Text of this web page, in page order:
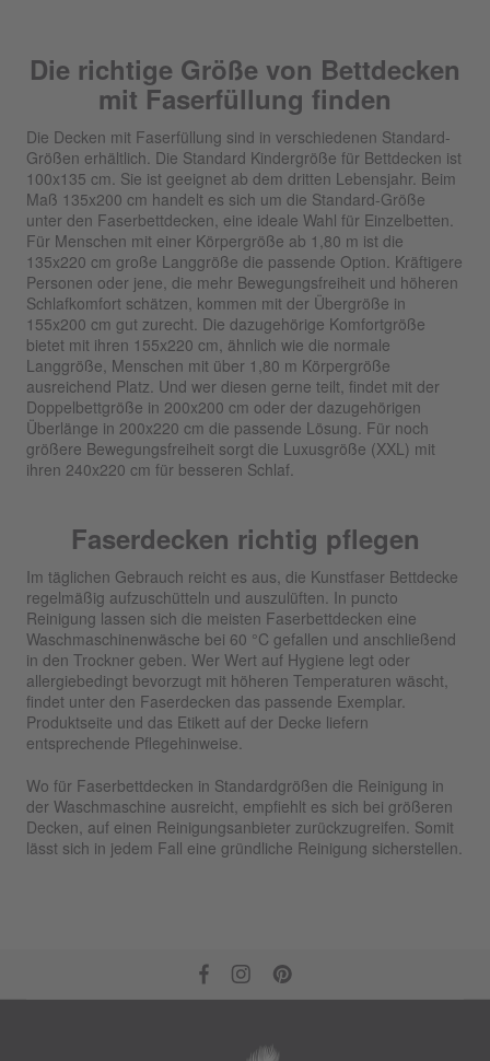
Die richtige Größe von Bettdecken
mit Faserfüllung finden
Die Decken mit Faserfüllung sind in verschiedenen Standard-
Größen erhältlich. Die Standard Kindergröße für Bettdecken ist
100x135 cm. Sie ist geeignet ab dem dritten Lebensjahr. Beim
Maß 135x200 cm handelt es sich um die Standard-Größe
unter den Faserbettdecken, eine ideale Wahl für Einzelbetten.
Für Menschen mit einer Körpergröße ab 1,80 m ist die
135x220 cm große Langgröße die passende Option. Kräftigere
Personen oder jene, die mehr Bewegungsfreiheit und höheren
Schlafkomfort schätzen, kommen mit der Übergröße in
155x200 cm gut zurecht. Die dazugehörige Komfortgröße
bietet mit ihren 155x220 cm, ähnlich wie die normale
Langgröße, Menschen mit über 1,80 m Körpergröße
ausreichend Platz. Und wer diesen gerne teilt, findet mit der
Doppelbettgröße in 200x200 cm oder der dazugehörigen
Überlänge in 200x220 cm die passende Lösung. Für noch
größere Bewegungsfreiheit sorgt die Luxusgröße (XXL) mit
ihren 240x220 cm für besseren Schlaf.
Faserdecken richtig pflegen
Im täglichen Gebrauch reicht es aus, die Kunstfaser Bettdecke
regelmäßig aufzuschütteln und auszulüften. In puncto
Reinigung lassen sich die meisten Faserbettdecken eine
Waschmaschinenwäsche bei 60 °C gefallen und anschließend
in den Trockner geben. Wer Wert auf Hygiene legt oder
allergiebedingt bevorzugt mit höheren Temperaturen wäscht,
findet unter den Faserdecken das passende Exemplar.
Produktseite und das Etikett auf der Decke liefern
entsprechende Pflegehinweise.
Wo für Faserbettdecken in Standardgrößen die Reinigung in
der Waschmaschine ausreicht, empfiehlt es sich bei größeren
Decken, auf einen Reinigungsanbieter zurückzugreifen. Somit
lässt sich in jedem Fall eine gründliche Reinigung sicherstellen.